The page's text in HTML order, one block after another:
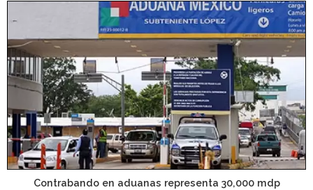
Contrabando en aduanas representa 30,000 mdp